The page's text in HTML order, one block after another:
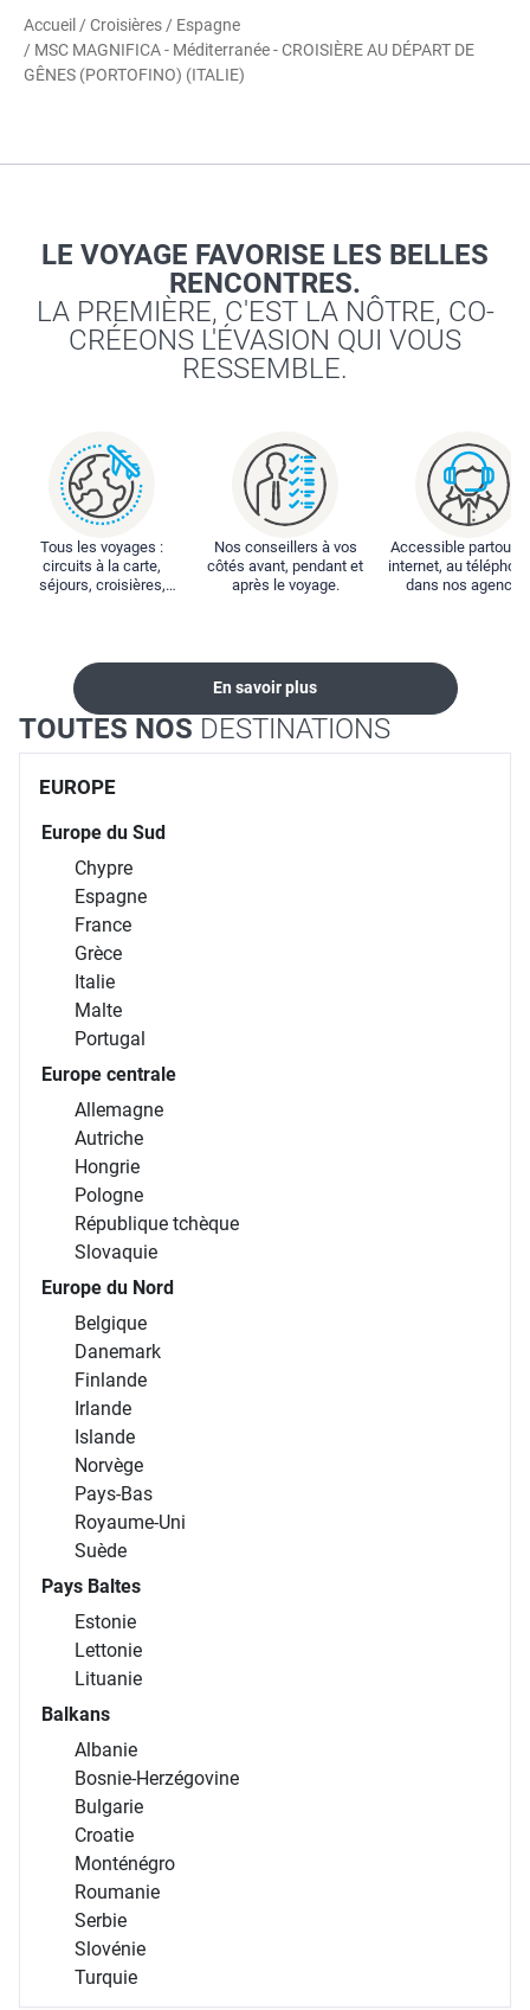
Accueil /Croisières / Espagne
/ MSC MAGNIFICA - Méditerranée - CROISIÈRE AU DÉPART DE
GÊNES (PORTOFINO) (ITALIE)
LE VOYAGE FAVORISE LES BELLES
RENCONTRES.
LA PREMIÈRE, C'EST LA NÔTRE, CO-
CRÉEONS L'ÉVASION QUI VOUS
RESSEMBLE.
Tous les voyages :
circuits à la carte,
séjours, croisières,
Nos conseillers à vos
côtés avant, pendant et
après le voyage.
Accessible partout :
internet, au
dans nos
En savoir plus
TOUTES NOS DESTINATIONS
EUROPE
Europe du Sud
Chypre
Espagne
France
Grèce
Italie
Malte
Portugal
Europe centrale
Allemagne
Autriche
Hongrie
Pologne
République tchèque
Slovaquie
Europe du Nord
Belgique
Danemark
Finlande
Irlande
Islande
Norvège
Pays-Bas
Royaume-Uni
Suède
Pays Baltes
Estonie
Lettonie
Lituanie
Balkans
Albanie
Bosnie-Herzégovine
Bulgarie
Croatie
Monténégro
Roumanie
Serbie
Slovénie
Turquie